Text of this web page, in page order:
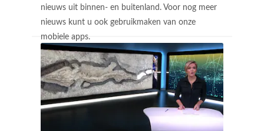
nieuws uit binnen- en buitenland. Voor nog meer
nieuws kunt u ook gebruikmaken van onze
mobiele apps.